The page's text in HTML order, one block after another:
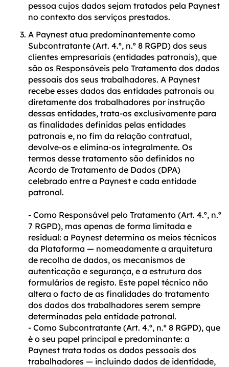
pessoa cujos dados sejam tratados pela Paynest
no contexto dos serviços prestados.
A Paynest atua predominantemente como
Subcontratante (Art. 4.º, n.º 8 RGPD) dos seus
clientes empresariais (entidades patronais), que
são os Responsáveis pelo Tratamento dos dados
pessoais dos seus trabalhadores. A Paynest
recebe esses dados das entidades patronais ou
diretamente dos trabalhadores por instrução
dessas entidades, trata-os exclusivamente para
as finalidades definidas pelas entidades
patronais e, no fim da relação contratual,
devolve-os e elimina-os integralmente. Os
termos desse tratamento são definidos no
Acordo de Tratamento de Dados (DPA)
celebrado entre a Paynest e cada entidade
patronal.
- Como Responsável pelo Tratamento (Art. 4.º, n.º
7 RGPD), mas apenas de forma limitada e
residual: a Paynest determina os meios técnicos
da Plataforma — nomeadamente a arquitetura
de recolha de dados, os mecanismos de
autenticação e segurança, e a estrutura dos
formulários de registo. Este papel técnico não
altera o facto de as finalidades do tratamento
dos dados dos trabalhadores serem sempre
determinadas pela entidade patronal.
- Como Subcontratante (Art. 4.º, n.º 8 RGPD), que
é o seu papel principal e predominante: a
Paynest trata todos os dados pessoais dos
trabalhadores — incluindo dados de identidade,